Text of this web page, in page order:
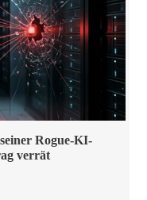
Rogue-KI-
verrät